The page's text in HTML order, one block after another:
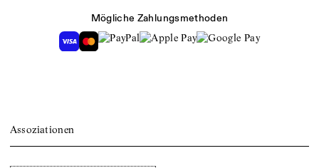
Mögliche Zahlungsmethoden
Assoziationen